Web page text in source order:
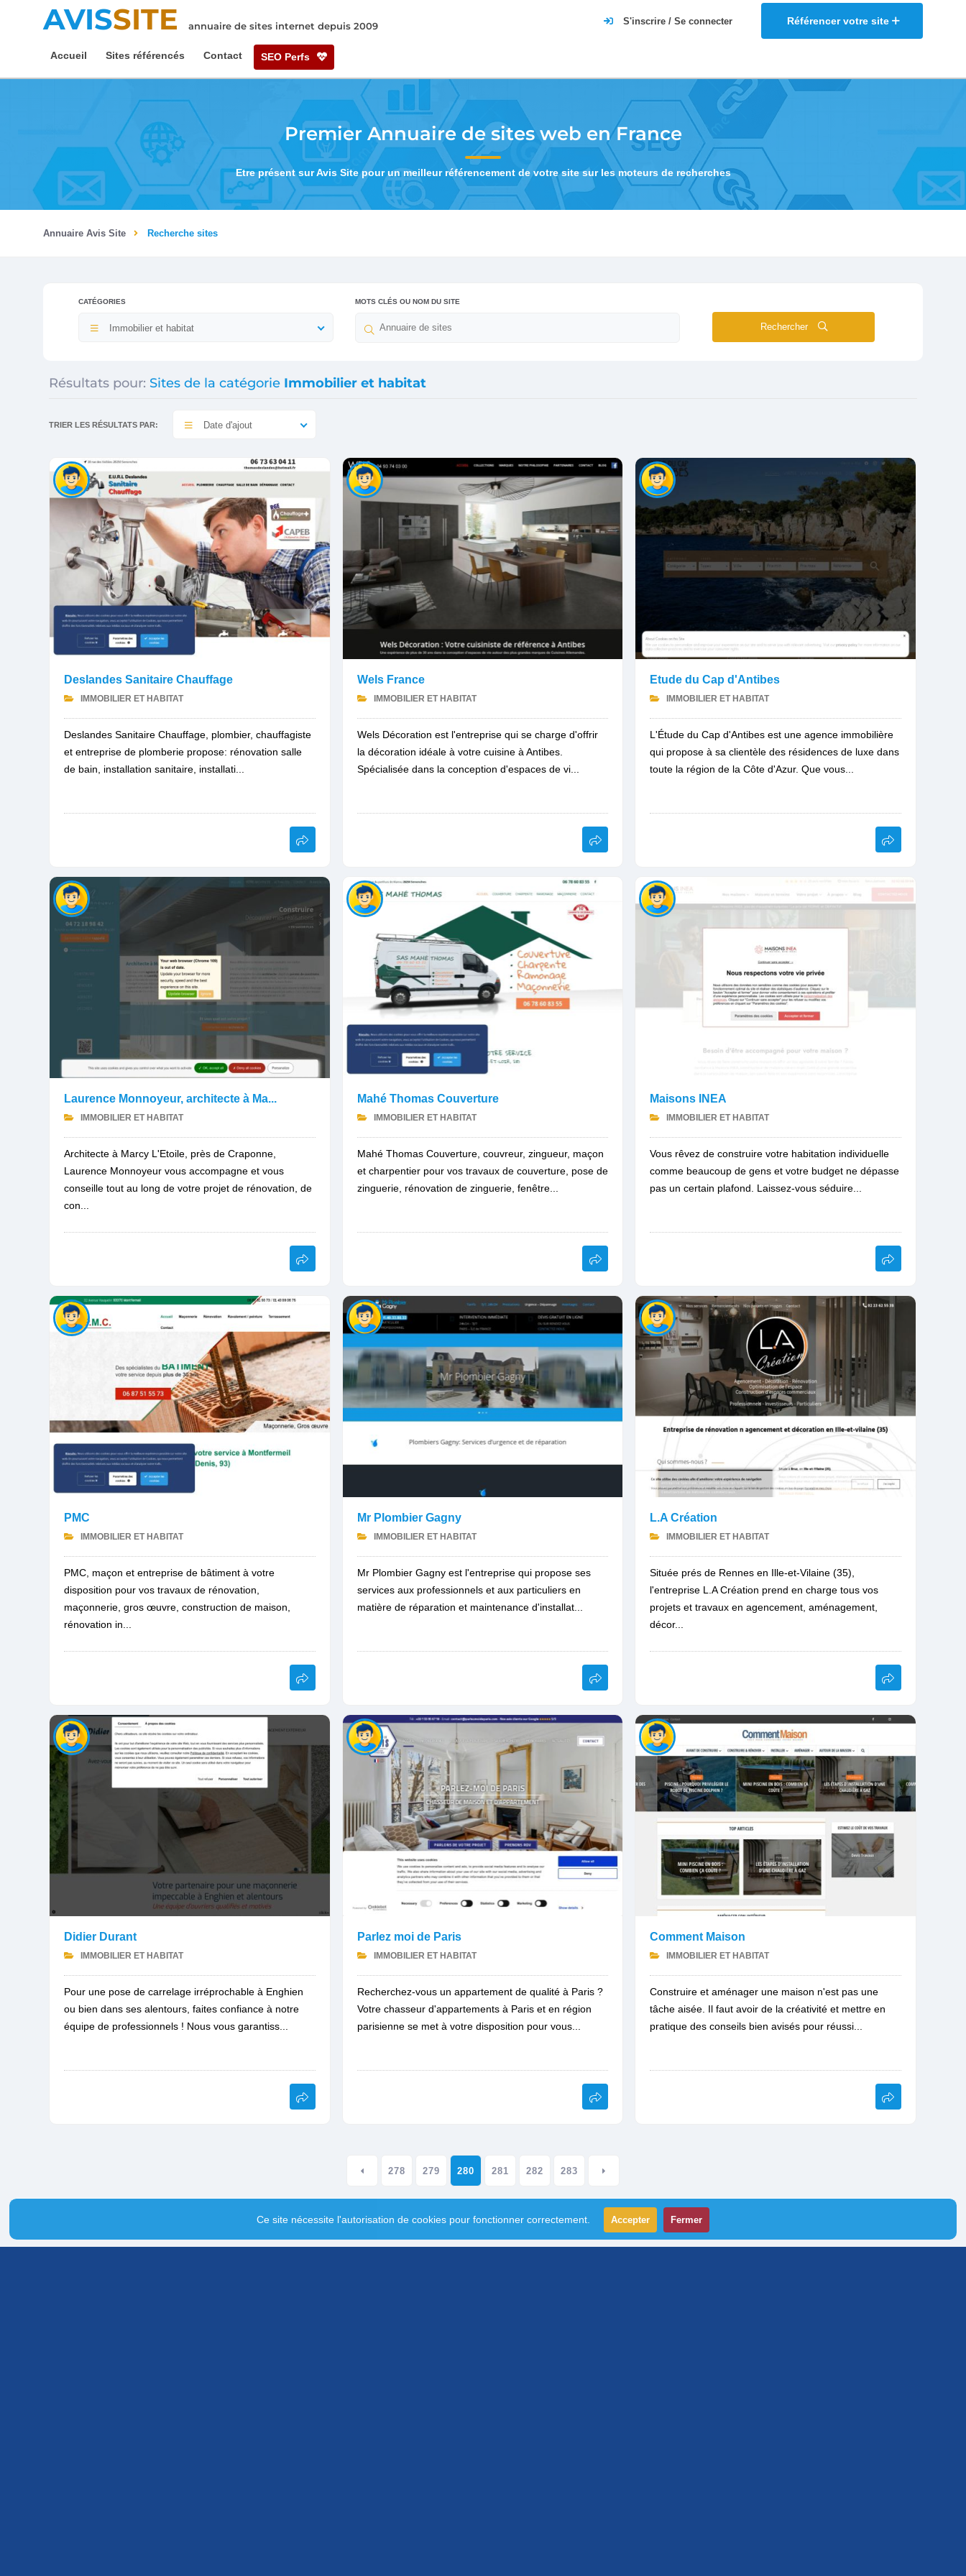
AVISSITE annuaire de sites internet depuis 2009 Référencer votre site
S'inscrire / Se connecter
Accueil Sites référencés Contact SEO Perfs
Premier Annuaire de sites web en France
Etre présent sur Avis Site pour un meilleur référencement de votre site sur les moteurs de recherches
Annuaire Avis Site Recherche sites
CATÉGORIES
Immobilier et habitat
MOTS CLÉS OU NOM DU SITE
Rechercher
Résultats pour: Sites de la catégorie Immobilier et habitat
TRIER LES RÉSULTATS PAR: Date d'ajout
Deslandes Sanitaire Chauffage
IMMOBILIER ET HABITAT
Deslandes Sanitaire Chauffage, plombier, chauffagiste
et entreprise de plomberie propose: rénovation salle
de bain, installation sanitaire, installati...
Wels France
IMMOBILIER ET HABITAT
Wels Décoration est l'entreprise qui se charge d'offrir
la décoration idéale à votre cuisine à Antibes.
Spécialisée dans la conception d'espaces de vi...
Etude du Cap d'Antibes
IMMOBILIER ET HABITAT
L'Étude du Cap d'Antibes est une agence immobilière
qui propose à sa clientèle des résidences de luxe dans
toute la région de la Côte d'Azur. Que vous...
Laurence Monnoyeur, architecte à Ma...
IMMOBILIER ET HABITAT
Architecte à Marcy L'Etoile, près de Craponne,
Laurence Monnoyeur vous accompagne et vous
conseille tout au long de votre projet de rénovation, de
con...
Mahé Thomas Couverture
IMMOBILIER ET HABITAT
Mahé Thomas Couverture, couvreur, zingueur, maçon
et charpentier pour vos travaux de couverture, pose de
zinguerie, rénovation de zinguerie, fenêtre...
Maisons INEA
IMMOBILIER ET HABITAT
Vous rêvez de construire votre habitation individuelle
comme beaucoup de gens et votre budget ne dépasse
pas un certain plafond. Laissez-vous séduire...
PMC
IMMOBILIER ET HABITAT
PMC, maçon et entreprise de bâtiment à votre
disposition pour vos travaux de rénovation,
maçonnerie, gros œuvre, construction de maison,
rénovation in...
Mr Plombier Gagny
IMMOBILIER ET HABITAT
Mr Plombier Gagny est l'entreprise qui propose ses
services aux professionnels et aux particuliers en
matière de réparation et maintenance d'installat...
L.A Création
IMMOBILIER ET HABITAT
Située prés de Rennes en Ille-et-Vilaine (35),
l'entreprise L.A Création prend en charge tous vos
projets et travaux en agencement, aménagement,
décor...
Didier Durant
IMMOBILIER ET HABITAT
Pour une pose de carrelage irréprochable à Enghien
ou bien dans ses alentours, faites confiance à notre
équipe de professionnels ! Nous vous garantiss...
Parlez moi de Paris
IMMOBILIER ET HABITAT
Recherchez-vous un appartement de qualité à Paris ?
Votre chasseur d'appartements à Paris et en région
parisienne se met à votre disposition pour vous...
Comment Maison
IMMOBILIER ET HABITAT
Construire et aménager une maison n'est pas une
tâche aisée. Il faut avoir de la créativité et mettre en
pratique des conseils bien avisés pour réussi...
278 279 280 281 282 283
Ce site nécessite l'autorisation de cookies pour fonctionner correctement. Accepter Fermer